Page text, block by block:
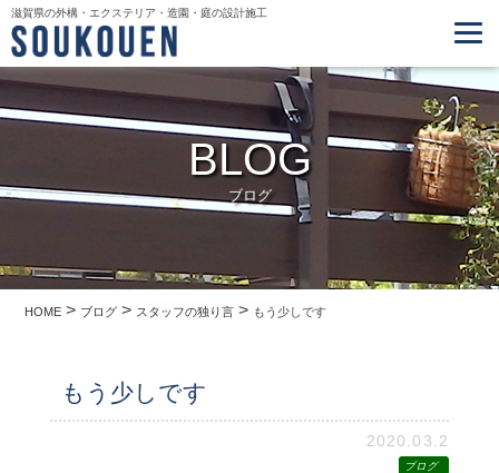
滋賀県の外構・エクステリア・造園・庭の設計施工
BLOG
ブログ
HOME > ブログ > スタッフの独り言 > もう少しです
もう少しです
2020.03.2
ブログ